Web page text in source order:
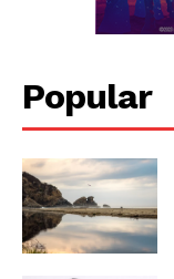
Popular